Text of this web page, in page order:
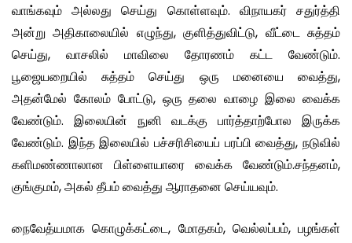
வாங்கவும் அல்லது செய்து கொள்ளவும். விநாயகர் சதுர்த்தி
அன்று அதிகாலையில் எழுந்து, குளித்துவிட்டு, வீட்டை சுத்தம்
செய்து, வாசலில் மாவிலை தோரணம் கட்ட வேண்டும்.
பூஜையறையில் சுத்தம் செய்து ஒரு மனையை வைத்து,
அதன்மேல் கோலம் போட்டு, ஒரு தலை வாழை இலை வைக்க
வேண்டும். இலையின் நுனி வடக்கு பார்த்தாற்போல இருக்க
வேண்டும். இந்த இலையில் பச்சரிசியைப் பரப்பி வைத்து, நடுவில்
களிமண்ணாலான பிள்ளையாரை வைக்க வேண்டும்.சந்தனம்,
குங்குமம், அகல் தீபம் வைத்து ஆராதனை செய்யவும்.
நைவேத்யமாக கொழுக்கட்டை, மோதகம், வெல்லப்பம், பழங்கள்